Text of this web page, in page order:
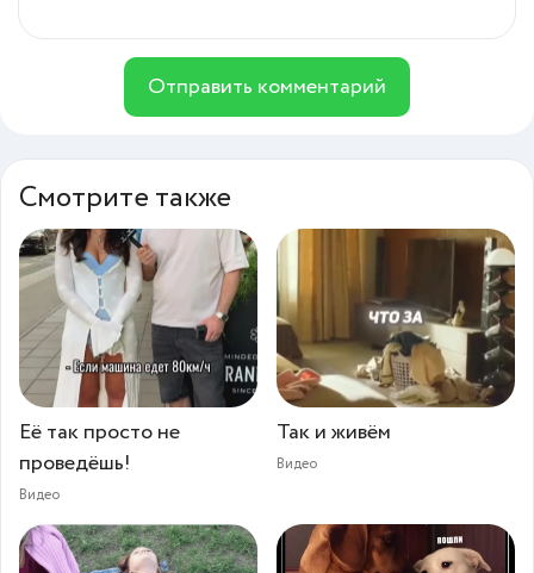
Отправить комментарий
Смотрите также
Её так просто не
проведёшь!
Видео
Так и живём
Видео